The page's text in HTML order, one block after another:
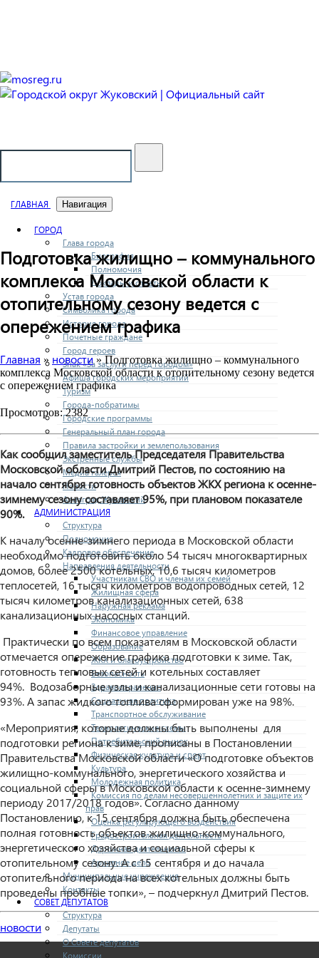
ГЛАВНАЯ Навигация
ГОРОД
Глава города
Биография
Полномочия
Доклады и отчеты
Устав города
Символика города
История города
Почетные граждане
Город героев
Знак «За заслуги перед городом»
Афиша городских мероприятий
Туризм
Города-побратимы
Городские программы
Генеральный план города
Правила застройки и землепользования
Экстренные службы
Медиа галерея
Новости
Авиаград Жуковский
АДМИНИСТРАЦИЯ
Структура
Полномочия
Кадровое обеспечение
Направления деятельности
Участникам СВО и членам их семей
Жилищная сфера
Наружная реклама
Экономика
Финансовое управление
Образование
ЖКХ и благоустройство
Безопасность
Здравоохранение
Социальная политика
Транспортное обслуживание
Технологические схемы
Потребительский рынок
Физическая культура и спорт
Культура
Молодежная политика
Комиссия по делам несовершеннолетних и защите их
прав
Оценка регулирующего воздействия
Градостроительная деятельность
Дорожная деятельность
Архивное дело
Муниципальные учреждения
Контакты
СОВЕТ ДЕПУТАТОВ
Структура
Депутаты
О Совете депутатов
Комиссии
Подготовка жилищно – коммунального
комплекса Московской области к
отопительному сезону ведется с
опережением графика
Главная » новости » Подготовка жилищно – коммунального
комплекса Московской области к отопительному сезону ведется
с опережением графика
Просмотров: 2382
Как сообщил заместитель Председателя Правительства
Московской области Дмитрий Пестов, по состоянию на
начало сентября готовность объектов ЖКХ региона к осенне-
зимнему сезону составляет95%, при плановом показателе
90%.
К началу осенне-зимнего периода в Московской области
необходимо подготовить около 54 тысяч многоквартирных
домов, более 2500 котельных, 10,6 тысяч километров
теплосетей, 16 тысяч километров водопроводных сетей, 12
тысяч километров канализационных сетей, 638
канализационных насосных станций.
Практически по всем показателям в Московской области
отмечается опережение графика подготовки к зиме. Так,
готовность тепловых сетей и котельных составляет
94%. Водозаборные узлы и канализационные сети готовы на
93%. А запас жидкого топлива сформирован уже на 98%.
«Мероприятия, которые должны быть выполнены для
подготовки региона к зиме, прописаны в Постановлении
Правительства Московской области «О подготовке объектов
жилищно-коммунального, энергетического хозяйства и
социальной сферы в Московской области к осенне-зимнему
периоду 2017/2018 годов». Согласно данному
Постановлению, к 15 сентября должна быть обеспечена
полная готовность объектов жилищно-коммунального,
энергетического хозяйства и социальной сферы к
отопительному сезону. А с 15 сентября и до начала
отопительного периода на всех котельных должны быть
проведены пробные топки», – подчеркнул Дмитрий Пестов.
новости